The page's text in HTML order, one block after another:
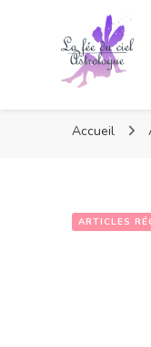
Accueil
ARTICLES